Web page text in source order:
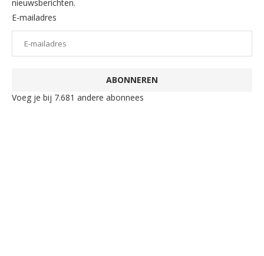
nieuwsberichten.
E-mailadres
ABONNEREN
Voeg je bij 7.681 andere abonnees